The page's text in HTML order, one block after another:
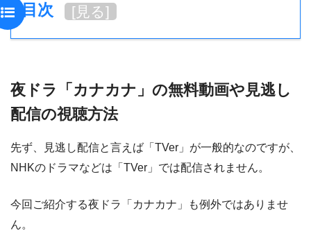
目次 [見る]
夜ドラ「カナカナ」の無料動画や見逃し
配信の視聴方法
先ず、見逃し配信と言えば「TVer」が一般的なのですが、
NHKのドラマなどは「TVer」では配信されません。
今回ご紹介する夜ドラ「カナカナ」も例外ではありませ
ん。